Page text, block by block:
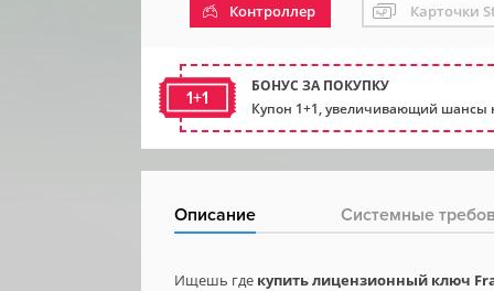
Контроллер Карточки
1+1
БОНУС ЗА ПОКУПКУ
Купон 1+1, увеличивающий шансы
Описание Системные
Ищешь где купить лицензионный ключ